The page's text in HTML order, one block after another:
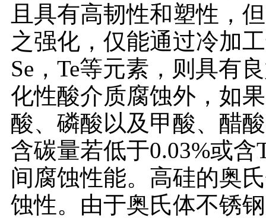
且具有高韧性和塑性，
之强化，仅能通过冷加
Se，Te等元素，则具有
化性酸介质腐蚀外，如
酸、磷酸以及甲酸、醋
含碳量若低于0.03%或
间腐蚀性能。高硅的奥
蚀性。由于奥氏体不锈